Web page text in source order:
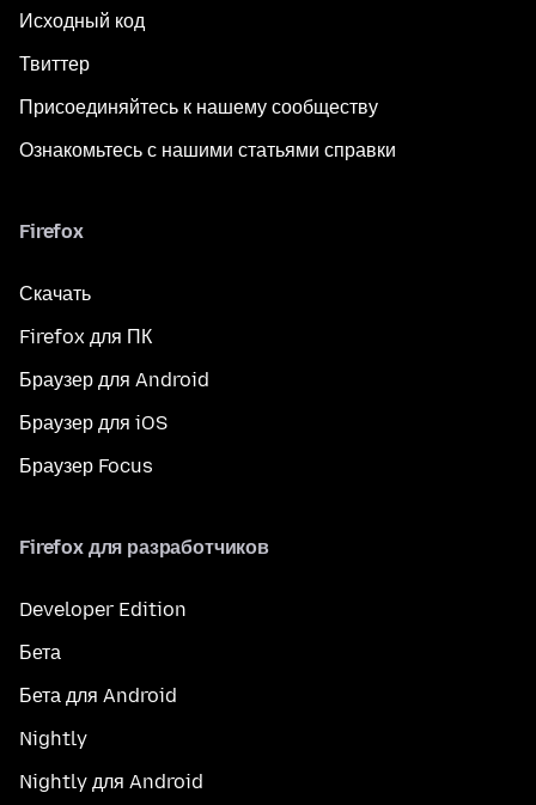
Исходный код
Твиттер
Присоединяйтесь к нашему сообществу
Ознакомьтесь с нашими статьями справки
Firefox
Скачать
Firefox для ПК
Браузер для Android
Браузер для iOS
Браузер Focus
Firefox для разработчиков
Developer Edition
Бета
Бета для Android
Nightly
Nightly для Android